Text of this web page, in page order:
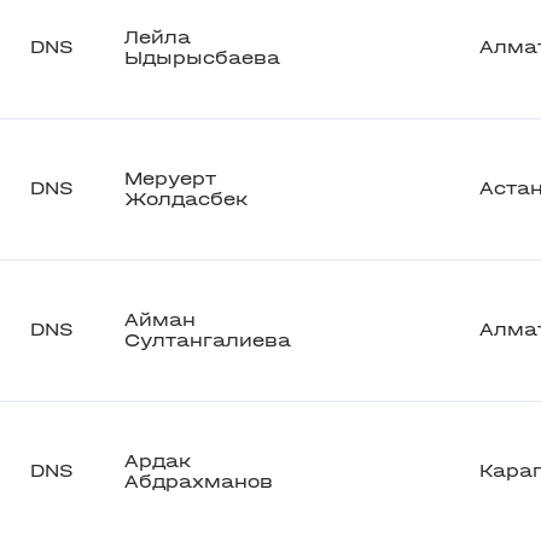
DNS
Лейла
Ыдырысбаева
DNS
Меруерт
Жолдасбек
DNS
Айман
Султангалиева
DNS
Ардак
Абдрахманов